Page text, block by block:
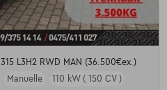
315 L3H2 RWD MAN (36.500€ex.)
Manuelle 110 kW ( 150 CV )